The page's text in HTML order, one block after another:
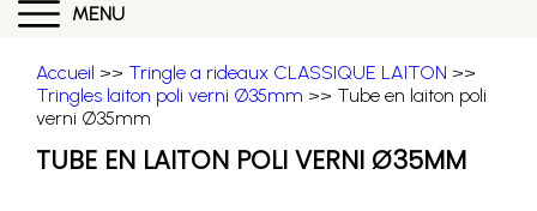
MENU
Accueil >> Tringle a rideaux CLASSIQUE LAITON >>
Tringles laiton poli verni Ø35mm >> Tube en laiton poli
verni Ø35mm
TUBE EN LAITON POLI VERNI Ø35MM